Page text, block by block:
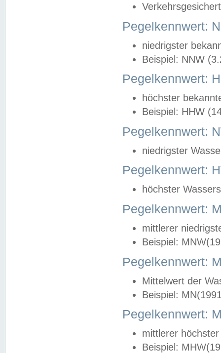
Pegelkennwert:
niedrigster
Beispiel: NNW
Pegelkennwert:
höchster
Beispiel: HHW
Pegelkennwert:
niedrigster
Pegelkennwert:
höchster
Pegelkennwert:
mittlerer
Beispiel:
Pegelkennwert:
Mittelwert der
Beispiel:
Pegelkennwert:
mittlerer
Beispiel: